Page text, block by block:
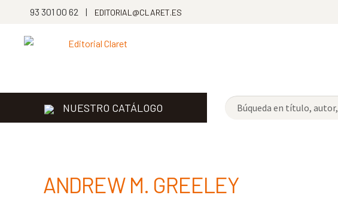
93 301 00 62 | EDITORIAL@CLARET.ES
NUESTRO CATÁLOGO
ANDREW M. GREELEY